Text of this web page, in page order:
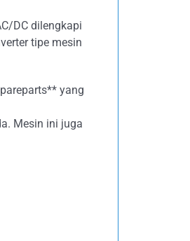
DC dilengkapi
tipe mesin
yang
Mesin ini juga